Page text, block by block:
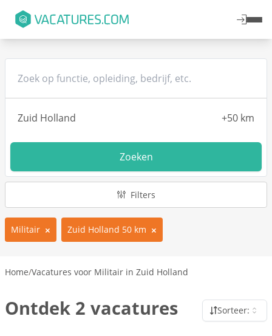
Zoeken
Filters
Militair Zuid Holland 50 km
Home/Vacatures voor Militair in Zuid Holland
Ontdek 2 vacatures Sorteer: